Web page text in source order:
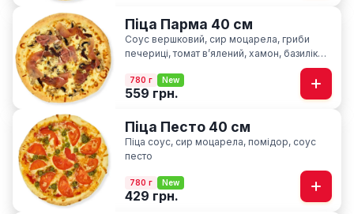
Піца Парма 40 см
Соус вершковий, сир моцарела, гриби
печериці, томат вʼялений, хамон, базилік
780 г New
559 грн.
Піца Песто 40 см
Піца соус, сир моцарела, помідор, соус
песто
780 г New
429 грн.